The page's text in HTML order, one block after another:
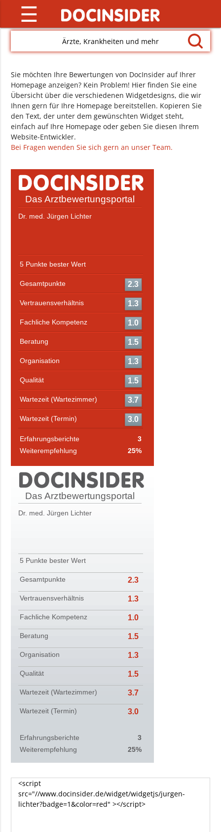
☰
Ärzte, Krankheiten und mehr
Sie möchten Ihre Bewertungen von DocInsider auf Ihrer
Homepage anzeigen? Kein Problem! Hier finden Sie eine
Übersicht über die verschiedenen Widgetdesigns, die wir
Ihnen gern für Ihre Homepage bereitstellen. Kopieren Sie
den Text, der unter dem gewünschten Widget steht,
einfach auf Ihre Homepage oder geben Sie diesen Ihrem
Website-Entwickler.
Bei Fragen wenden Sie sich gern an unser Team.